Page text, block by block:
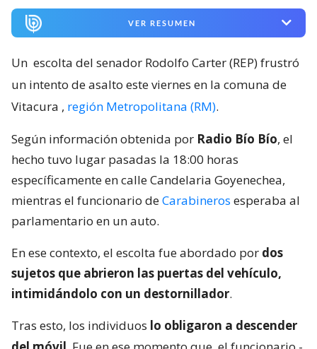
VER RESUMEN
Un escolta del senador Rodolfo Carter (REP) frustró
un intento de asalto este viernes en la comuna de
Vitacura , región Metropolitana (RM).
Según información obtenida por Radio Bío Bío, el
hecho tuvo lugar pasadas la 18:00 horas
específicamente en calle Candelaria Goyenechea,
mientras el funcionario deCarabineros esperaba al
parlamentario en un auto.
En ese contexto, el escolta fue abordado por dos
sujetos que abrieron las puertas del vehículo,
intimidándolo con un destornillador.
Tras esto, los individuos lo obligaron a descender